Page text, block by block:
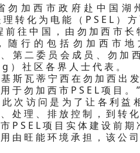
勿加西市政府赴中国
理转化为电能（PSEL）
前往中国，由勿加西市
行的包括勿加西市
二委员会成员、勿加
社区各界人士代表。
斯瓦蒂宁西在勿加西出
于勿加西市PSEL项目。
次访问是为了让各利
处理、排放控制，到转
PSEL项目实体建设前
由旺能环境承担，该公